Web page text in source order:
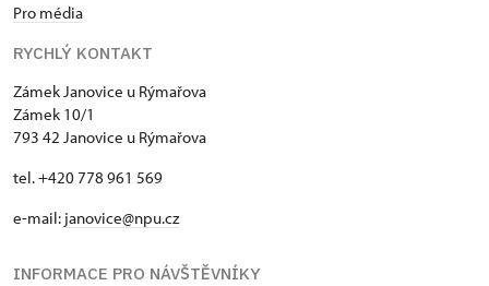
Pro média
RYCHLÝ KONTAKT
Zámek Janovice u Rýmařova
Zámek 10/1
793 42 Janovice u Rýmařova
tel. +420 778 961 569
e-mail: janovice@npu.cz
INFORMACE PRO NÁVŠTĚVNÍKY